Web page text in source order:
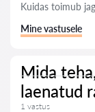
Kuidas toimub
Mine vastusele
Mida
laenatud
1 vastus